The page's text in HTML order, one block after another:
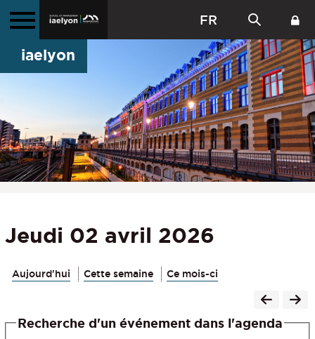
FR
iaelyon
Jeudi 02 avril 2026
Aujourd'hui Cette semaine Ce mois-ci
Recherche d'un événement dans l'agenda